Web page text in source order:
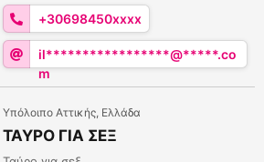
+30698450xxxx
il*****************@*****.co
m
Υπόλοιπο Αττικής, Ελλάδα
ΤΑΥΡΟ ΓΙΑ ΣΕΞ